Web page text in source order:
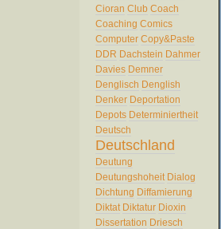
Cioran Club Coach
Coaching Comics
Computer Copy&Paste
DDR Dachstein Dahmer
Davies Demner
Denglisch Denglish
Denker Deportation
Depots Determiniertheit
Deutsch
Deutschland
Deutung
Deutungshoheit Dialog
Dichtung Diffamierung
Diktat Diktatur Dioxin
Dissertation Driesch